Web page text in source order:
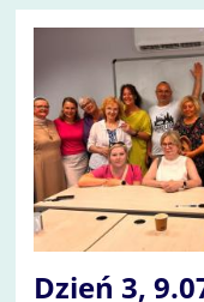
Dzień 3,